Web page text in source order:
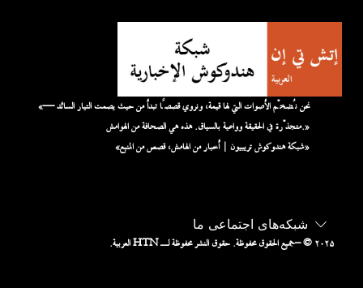
شبکه‌های اجتماعی ما
– © ۲۰۲۵جميع الحقوق محفوظة. حقوق النشر محفوظة لـ HTN العربية.
«نحن نُضخّم الأصوات التي لها قيمة، ونروي قصصًا تبدأ من حيث يصمت التيار السائد —
متجذّرة في الحقيقة وواعية بالسياق. هذه هي الصحافة من الهوامش.»
«شبكة هندوكوش تريبيون | أخبار من الهامش، قصص من المنبع»